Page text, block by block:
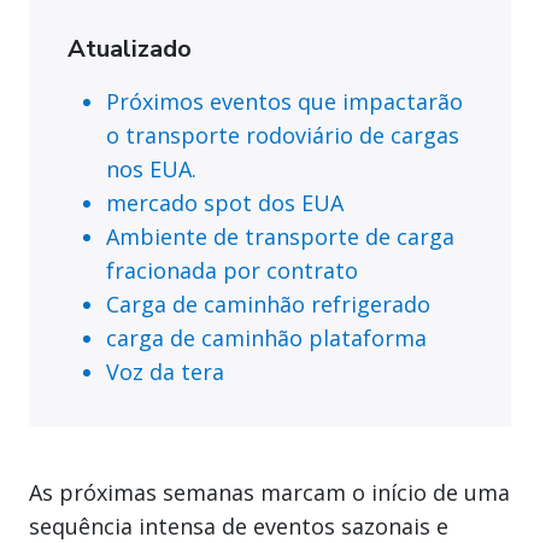
Atualizado
Próximos eventos que impactarão
o transporte rodoviário de cargas
nos EUA.
mercado spot dos EUA
Ambiente de transporte de carga
fracionada por contrato
Carga de caminhão refrigerado
carga de caminhão plataforma
Voz da tera
As próximas semanas marcam o início de uma
sequência intensa de eventos sazonais e